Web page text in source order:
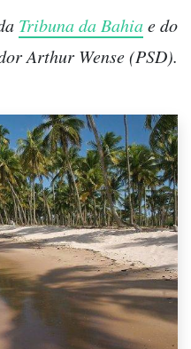
Tribuna da Bahiae do
Arthur Wense (PSD).